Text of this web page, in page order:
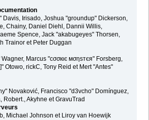
Davis, Irisado, Joshua "groundup" Dickerson,
Chainy, Daniel Diehl, Dannii Willis,
Spence, Jack "akabugeyes" Thorsen,
Trainor et Peter Duggan
Marcus "cσσкιє мσηѕтєя" Forsberg,
Otowo, rickC, Tony Reid et Mert "Antes"
Novaković, Francisco "d3vcho" Domínguez,
Robert., Akyhne et GravuTrad
Michael Johnson et Liroy van Hoewijk